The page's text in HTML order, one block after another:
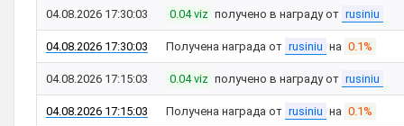
04.08.2026 17:30:03 0.04 viz получено в награду от rusiniu
04.08.2026 17:30:03 Получена награда от rusiniu на 0.1%
04.08.2026 17:15:03 0.04 viz получено в награду от rusiniu
04.08.2026 17:15:03 Получена награда от rusiniu на 0.1%